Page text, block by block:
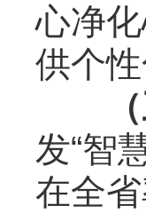
心净
供个
发“智
在全